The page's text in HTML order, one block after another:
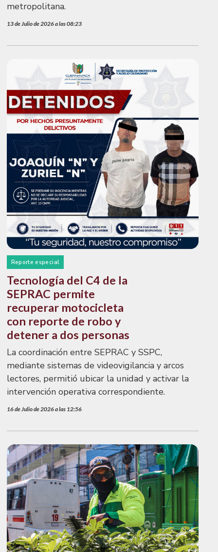
metropolitana.
13 de Julio de 2026 a las 08:23
Reporte especial
Tecnología del C4 de la
SEPRAC permite
recuperar motocicleta
con reporte de robo y
detener a dos personas
La coordinación entre SEPRAC y SSPC,
mediante sistemas de videovigilancia y arcos
lectores, permitió ubicar la unidad y activar la
intervención operativa correspondiente.
16 de Julio de 2026 a las 12:56